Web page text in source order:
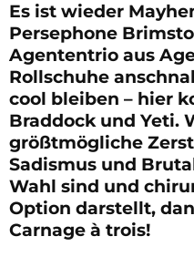
Es ist wieder
Persephone
Agententrio aus
Rollschuhe
cool bleiben – hier
Braddock und Yeti.
größtmögliche
Sadismus und
Wahl sind und
Option darstellt,
Carnage à trois!